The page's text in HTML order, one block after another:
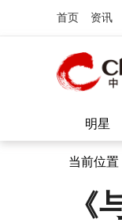
首页 资讯
明星
当前位置
《